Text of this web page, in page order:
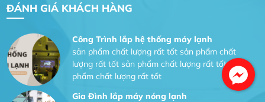
ĐÁNH GIÁ KHÁCH HÀNG
Công Trình lắp hệ thống máy lạnh
sản phẩm chất lượng rất tốt sản phẩm chất
lượng rất tốt sản phẩm chất lượng rất tốt sản
phẩm chất lượng rất tốt
Gia Đình lắp máy nóng lạnh